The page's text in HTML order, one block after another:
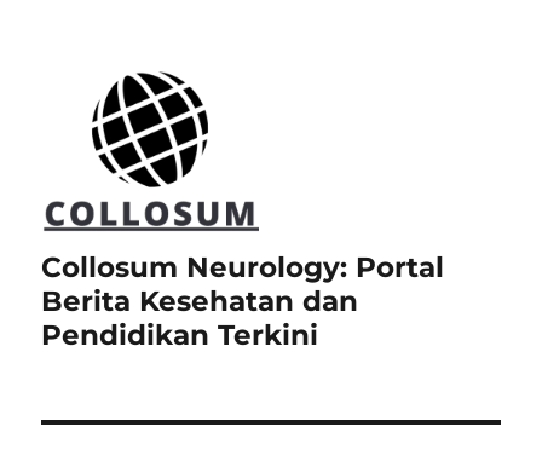
Collosum Neurology: Portal
Berita Kesehatan dan
Pendidikan Terkini